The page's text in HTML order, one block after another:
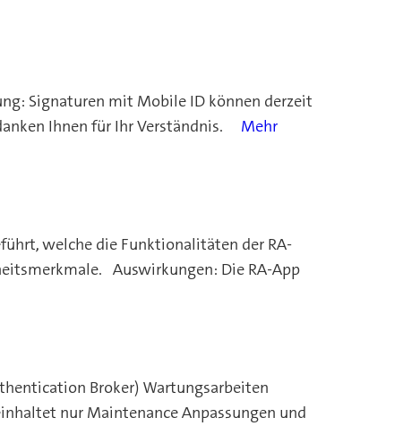
Signaturen mit Mobile ID können derzeit
Ihnen für Ihr Verständnis. Mehr
welche die Funktionalitäten der RA-
Auswirkungen: Die RA-App
Broker) Wartungsarbeiten
nur Maintenance Anpassungen und